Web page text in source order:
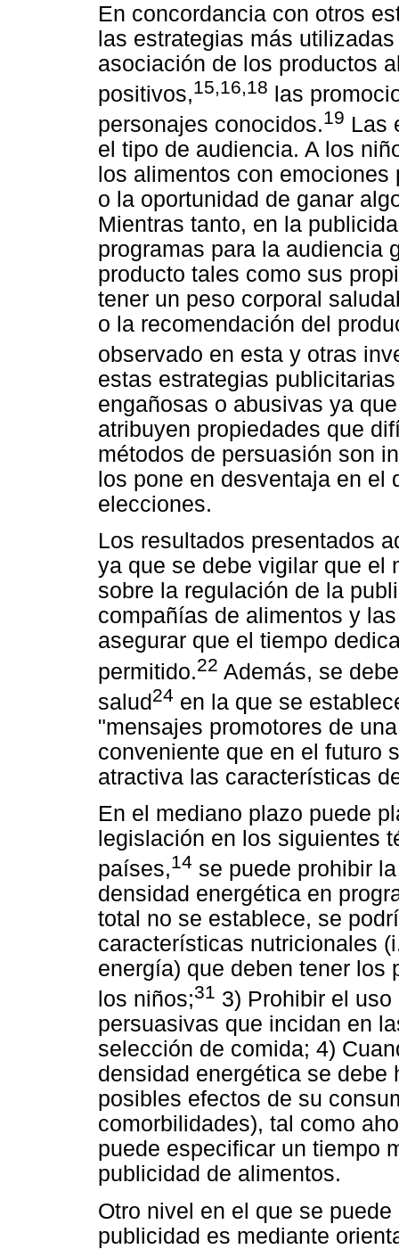
En concordancia con otros
las estrategias más
asociación de los productos
positivos,15,16,18 las
personajes conocidos.19 Las
el tipo de audiencia. A los
los alimentos con
o la oportunidad de ganar
Mientras tanto, en la
programas para la audiencia
producto tales como sus
tener un peso corporal
o la recomendación del
observado en esta y otras
estas estrategias
engañosas o abusivas ya
atribuyen propiedades que
métodos de persuasión son
los pone en desventaja en
elecciones.
Los resultados presentados
ya que se debe vigilar que el
sobre la regulación de la
compañías de alimentos y
asegurar que el tiempo
permitido.22 Además, se
salud24 en la que se
"mensajes promotores de
conveniente que en el futuro
atractiva las características
En el mediano plazo puede
legislación en los siguientes
países,14 se puede prohibir
densidad energética en
total no se establece, se
características nutricionales
energía) que deben tener los
los niños;31 3) Prohibir el
persuasivas que incidan en
selección de comida; 4)
densidad energética se
posibles efectos de su
comorbilidades), tal como
puede especificar un tiempo
publicidad de alimentos.
Otro nivel en el que se
publicidad es mediante